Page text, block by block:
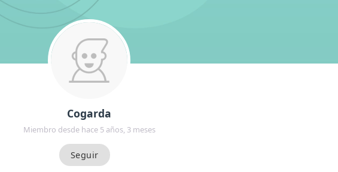
Cogarda
Miembro desde hace 5 años, 3 meses